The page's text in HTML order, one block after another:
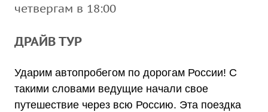
четвергам в 18:00
ДРАЙВ ТУР
Ударим автопробегом по дорогам России! С
такими словами ведущие начали свое
путешествие через всю Россию. Эта поездка